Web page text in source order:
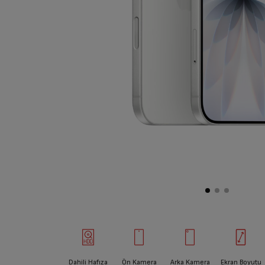
Dahili Hafıza Ön Kamera Arka Kamera Ekran Boyutu